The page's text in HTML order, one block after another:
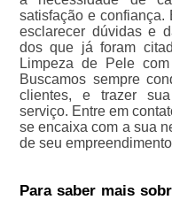
satisfação e confiança.
esclarecer dúvidas e
dos que já foram
Limpeza de Pele
Buscamos sempre
clientes, e trazer
serviço. Entre em
se encaixa com a sua
de seu
Para saber mais